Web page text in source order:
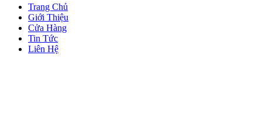
Trang Chủ
Giới Thiệu
Cửa Hàng
Tin Tức
Liên Hệ